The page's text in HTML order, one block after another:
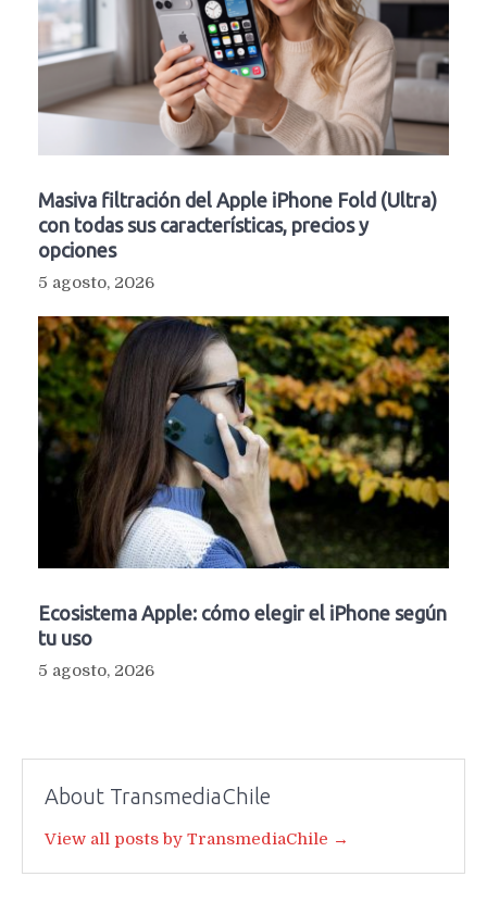
Masiva filtración del Apple iPhone Fold (Ultra)
con todas sus características, precios y
opciones
5 agosto, 2026
Ecosistema Apple: cómo elegir el iPhone según
tu uso
5 agosto, 2026
About TransmediaChile
View all posts by TransmediaChile →